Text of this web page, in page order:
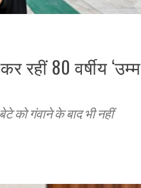
रहीं 80 वर्षीय ‘उम्म
को गंवाने के बाद भी नहीं